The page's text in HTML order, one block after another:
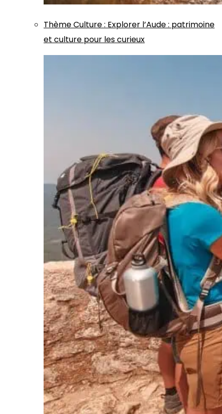
ThèmeCulture: Explorer l’Aude : patrimoine
et culture pour les curieux